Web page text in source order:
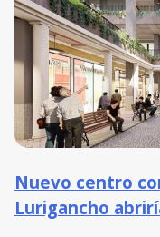
Nuevo centro
Lurigancho